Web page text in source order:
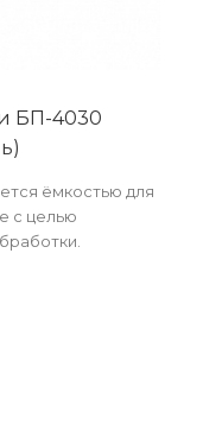
БП-4030
ёмкостью для
с целью